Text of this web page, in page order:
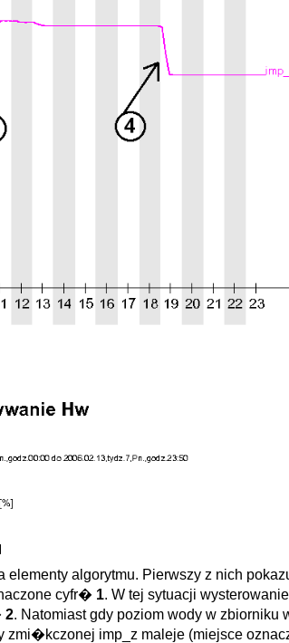
algorytmu. Pierwszy z nich
cyfr� 1. W tej sytuacji
2. Natomiast gdy poziom wody w
zmi�kczonej imp_z maleje (miejsce